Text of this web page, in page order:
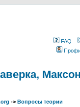
FAQ
-> Вопросы теории